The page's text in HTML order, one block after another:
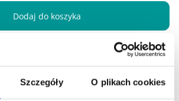
Szczegóły O plikach cookies
Dodaj do koszyka